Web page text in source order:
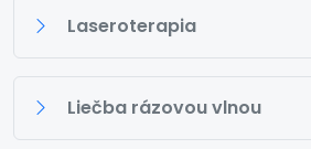
Laseroterapia
Liečba rázovou vlnou